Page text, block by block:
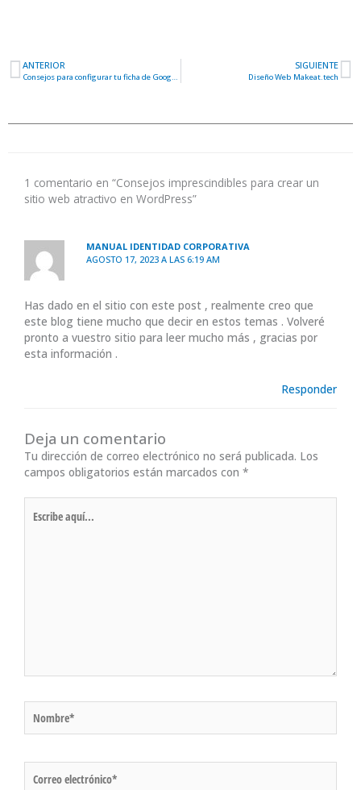
Ant
ANTERIOR
Consejos para configurar tu ficha de Google para SEO
SIGUIENTE
Diseño Web Makeat.tech
1 comentario en “Consejos imprescindibles para crear un
sitio web atractivo en WordPress”
MANUAL IDENTIDAD CORPORATIVA
AGOSTO 17, 2023 A LAS 6:19 AM
Has dado en el sitio con este post , realmente creo que
este blog tiene mucho que decir en estos temas . Volveré
pronto a vuestro sitio para leer mucho más , gracias por
esta información .
Responder
Deja un comentario
Tu dirección de correo electrónico no será publicada. Los
campos obligatorios están marcados con *
aquí...
electrónico*